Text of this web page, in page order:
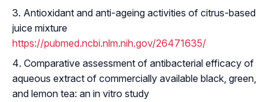
Antioxidant and anti-ageing activities of citrus-based
juice mixture
https://pubmed.ncbi.nlm.nih.gov/26471635/
Comparative assessment of antibacterial efficacy of
aqueous extract of commercially available black, green,
and lemon tea: an in vitro study